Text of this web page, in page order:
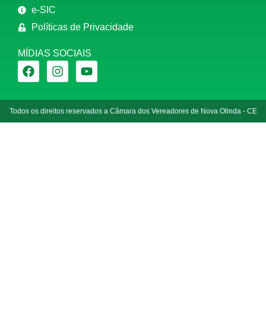
e-SIC
Políticas de Privacidade
MÍDIAS SOCIAIS
Todos os direitos reservados a Câmara dos Vereadores de Nova Olinda - CE